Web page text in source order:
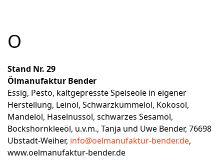
O
Stand Nr. 29
Ölmanufaktur Bender
Essig, Pesto, kaltgepresste Speiseöle in eigener
Herstellung, Leinöl, Schwarzkümmelöl, Kokosöl,
Mandelöl, Haselnussöl, schwarzes Sesamöl,
Bockshornkleeöl, u.v.m., Tanja und Uwe Bender, 76698
Ubstadt-Weiher, info@oelmanufaktur-bender.de,
www.oelmanufaktur-bender.de